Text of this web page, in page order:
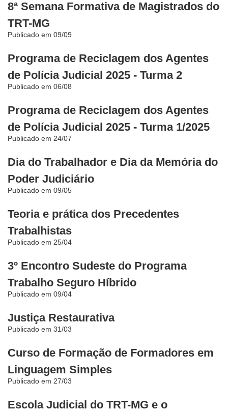
Notícias
Contato
8ª Semana Formativa de Magistrados do
TRT-MG
Publicado em 09/09
Programa de Reciclagem dos Agentes
de Polícia Judicial 2025 - Turma 2
Publicado em 06/08
Programa de Reciclagem dos Agentes
de Polícia Judicial 2025 - Turma 1/2025
Publicado em 24/07
Dia do Trabalhador e Dia da Memória do
Poder Judiciário
Publicado em 09/05
Teoria e prática dos Precedentes
Trabalhistas
Publicado em 25/04
3º Encontro Sudeste do Programa
Trabalho Seguro Híbrido
Publicado em 09/04
Justiça Restaurativa
Publicado em 31/03
Curso de Formação de Formadores em
Linguagem Simples
Publicado em 27/03
Escola Judicial do TRT-MG e o